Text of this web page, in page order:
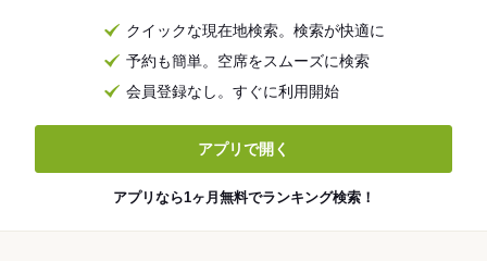
クイックな現在地検索。検索が快適に
予約も簡単。空席をスムーズに検索
会員登録なし。すぐに利用開始
アプリで開く
アプリなら1ヶ月無料でランキング検索！